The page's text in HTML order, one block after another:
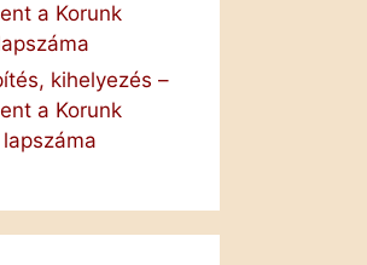
a Korunk
kihelyezés –
a Korunk